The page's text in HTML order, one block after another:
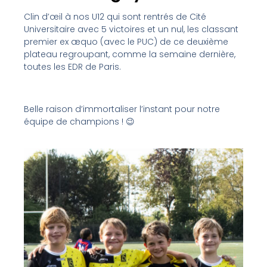
Clin d’œil à nos U12 qui sont rentrés de Cité
Universitaire avec 5 victoires et un nul, les classant
premier ex æquo (avec le PUC) de ce deuxième
plateau regroupant, comme la semaine dernière,
toutes les EDR de Paris.
Belle raison d’immortaliser l’instant pour notre
équipe de champions ! 😉